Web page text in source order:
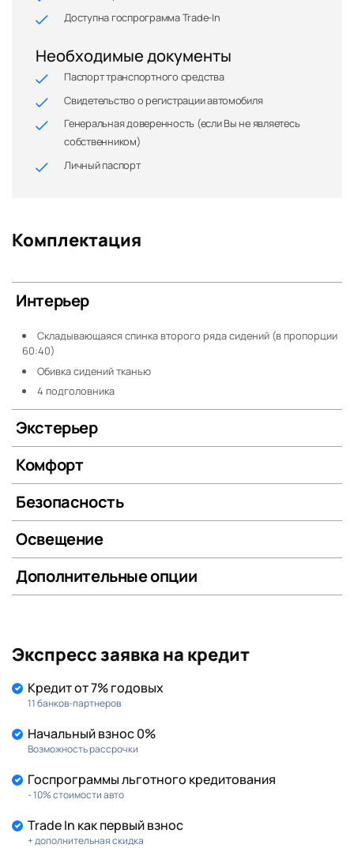
Доступна госпрограмма Trade-In
Необходимые документы
Паспорт транспортного средства
Свидетельство о регистрации автомобиля
Генеральная доверенность (если Вы не являетесь
собственником)
Личный паспорт
Комплектация
Интерьер
Складывающаяся спинка второго ряда сидений (в пропорции
60:40)
Обивка сидений тканью
4 подголовника
Экстерьер
Комфорт
Безопасность
Освещение
Дополнительные опции
Экспресс заявка на кредит
Кредит от 7% годовых
11 банков-партнеров
Начальный взнос 0%
Возможность рассрочки
Госпрограммы льготного кредитования
- 10% стоимости авто
Trade In как первый взнос
+ дополнительная скидка